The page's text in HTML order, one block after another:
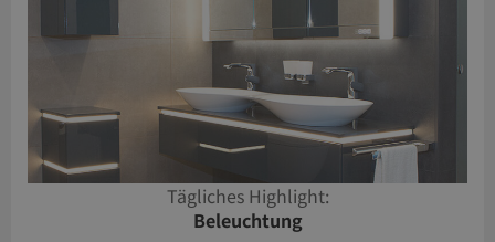
Tägliches Highlight:
Beleuchtung